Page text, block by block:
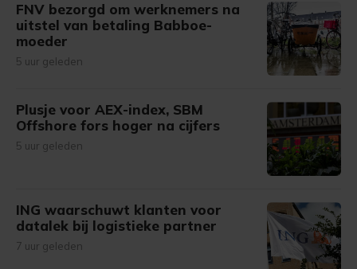
FNV bezorgd om werknemers na
uitstel van betaling Babboe-
moeder
5 uur geleden
Plusje voor AEX-index, SBM
Offshore fors hoger na cijfers
5 uur geleden
ING waarschuwt klanten voor
datalek bij logistieke partner
7 uur geleden